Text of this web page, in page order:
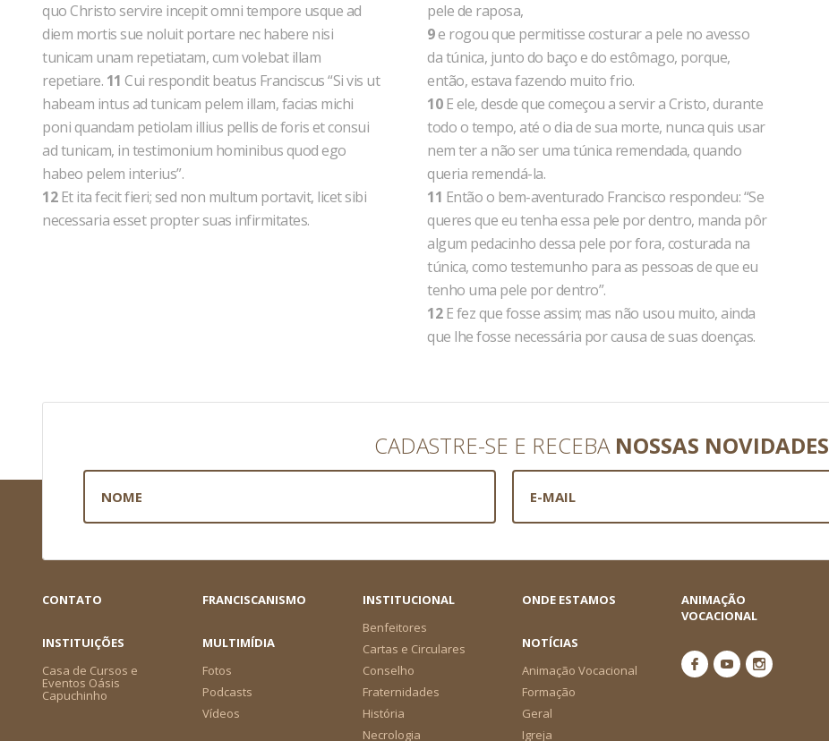
quo Christo servire incepit omni tempore usque ad
diem mortis sue noluit portare nec habere nisi
tunicam unam repetiatam, cum volebat illam
repetiare. 11 Cui respondit beatus Franciscus “Si vis ut
habeam intus ad tunicam pelem illam, facias michi
poni quandam petiolam illius pellis de foris et consui
ad tunicam, in testimonium hominibus quod ego
habeo pelem interius”.
12Et ita fecit fieri; sed non multum portavit, licet sibi
necessaria esset propter suas infirmitates.
pele de raposa,
9e rogou que permitisse costurar a pele no avesso
da túnica, junto do baço e do estômago, porque,
então, estava fazendo muito frio.
10E ele, desde que começou a servir a Cristo, durante
todo o tempo, até o dia de sua morte, nunca quis usar
nem ter a não ser uma túnica remendada, quando
queria remendá-la.
11 Então o bem-aventurado Francisco respondeu: “Se
queres que eu tenha essa pele por dentro, manda pôr
algum pedacinho dessa pele por fora, costurada na
túnica, como testemunho para as pessoas de que eu
tenho uma pele por dentro”.
12E fez que fosse assim; mas não usou muito, ainda
que lhe fosse necessária por causa de suas doenças.
CADASTRE-SE E RECEBA NOSSAS NOVIDADES
CONTATO FRANCISCANISMO
INSTITUCIONAL
Benfeitores
Cartas e Circulares
Conselho
Fraternidades
História
Necrologia
ONDE ESTAMOS
ANIMAÇÃO
VOCACIONAL
INSTITUIÇÕES
Casa de Cursos e
Eventos Oásis
Capuchinho
MULTIMÍDIA
Fotos
Podcasts
Vídeos
NOTÍCIAS
Animação Vocacional
Formação
Geral
Igreja